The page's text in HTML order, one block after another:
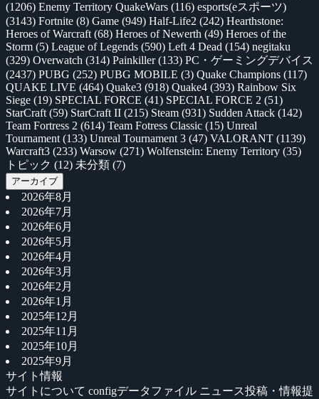
(1206) Enemy Territory QuakeWars (116) esports(eスポーツ)
(3143) Fortnite (8) Game (949) Half-Life2 (242) Hearthstone:
Heroes of Warcraft (68) Heroes of Newerth (49) Heroes of the
Storm (5) League of Legends (590) Left 4 Dead (154) negitaku
(329) Overwatch (314) Painkiller(133) PC・ゲーミングデバイス
(2437) PUBG (252) PUBG MOBILE (3) Quake Champions (117)
QUAKE LIVE (464) Quake3 (918) Quake4 (393) Rainbow Six
Siege (19) SPECIAL FORCE (41) SPECIAL FORCE 2 (51)
StarCraft (59) StarCraft II (215) Steam (931) Sudden Attack (142)
Team Fortress 2 (614) Team Fotress Classic (15) Unreal
Tournament (133) Unreal Tournament 3 (47) VALORANT (1139)
Warcraft3 (233) Warsow (271) Wolfenstein: Enemy Territory (35)
トピック (12) 未分類 (7)
アーカイブ
2026年8月
2026年7月
2026年6月
2026年5月
2026年4月
2026年3月
2026年2月
2026年1月
2025年12月
2025年11月
2025年10月
2025年9月
サイト情報
サイトについて configデータファイル ニュース投稿・情報提